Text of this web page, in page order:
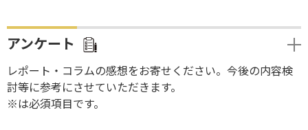
アンケート
レポート・コラムの感想をお寄せください。今後の内容検
討等に参考にさせていただきます。
※は必須項目です。